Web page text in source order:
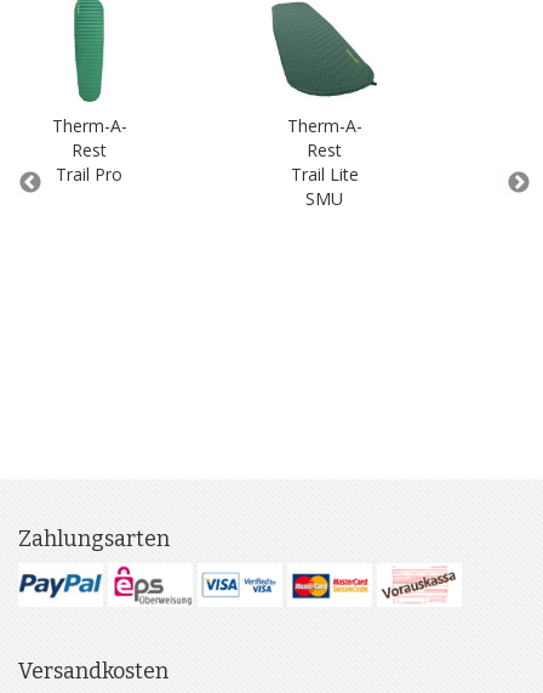
Therm-A-
Rest
Trail Pro
Therm-A-
Rest
Trail Lite
SMU
Zahlungsarten
Versandkosten